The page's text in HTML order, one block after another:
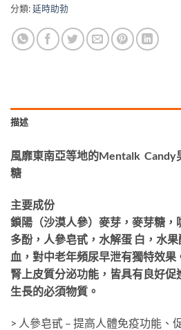
分類:延時助勃
描述
風靡東南亞等地的Mentalk Candy
糖
主要成份
鎖陽（沙漠人參）麥芽，麥芽糖
多酚，人參皂甙，水解蛋 白，水
血，對中老年頻尿早泄有獨特效果
腎上皮質分泌功能，皆具有良好
生長的必須物質。
> 人參皂甙 – 提高人體免疫功能、